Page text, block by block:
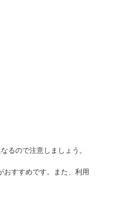
るので注意しましょう。
おすすめです。また、利用